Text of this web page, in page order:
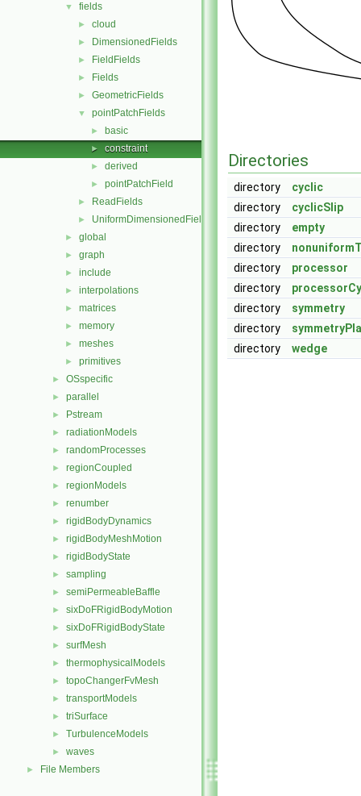
▼ fields
► cloud
► DimensionedFields
► FieldFields
► Fields
► GeometricFields
▼ pointPatchFields
► basic
► constraint
► derived
► pointPatchField
► ReadFields
► UniformDimensionedFields
► global
► graph
► include
► interpolations
► matrices
► memory
► meshes
► primitives
► OSspecific
► parallel
► Pstream
► radiationModels
► randomProcesses
► regionCoupled
► regionModels
► renumber
► rigidBodyDynamics
► rigidBodyMeshMotion
► rigidBodyState
► sampling
► semiPermeableBaffle
► sixDoFRigidBodyMotion
► sixDoFRigidBodyState
► surfMesh
► thermophysicalModels
► topoChangerFvMesh
► transportModels
► triSurface
► TurbulenceModels
► waves
► File Members
Directories
directory
cyclic
directory
cyclicSlip
directory
empty
directory
directory
processor
directory
directory
symmetry
directory
directory
wedge